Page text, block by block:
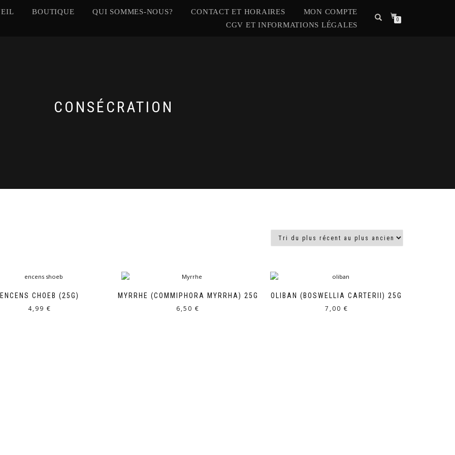
BOUTIQUE QUI SOMMES-NOUS? CONTACT ET HORAIRES
MON COMPTE
CGV ET INFORMATIONS LÉGALES
0
CONSÉCRATION
ENCENS CHOEB (25G)
4,99 €
MYRRHE (COMMIPHORA MYRRHA) 25G
6,50€
OLIBAN (BOSWELLIA CARTERII) 25G
7,00 €